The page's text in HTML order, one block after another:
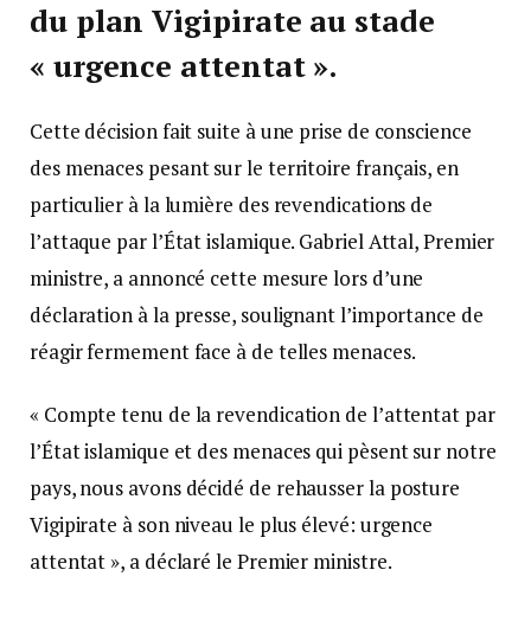
du plan Vigipirate au stade
« urgence attentat ».
Cette décision fait suite à une prise de conscience
des menaces pesant sur le territoire français, en
particulier à la lumière des revendications de
l’attaque par l’État islamique. Gabriel Attal, Premier
ministre, a annoncé cette mesure lors d’une
déclaration à la presse, soulignant l’importance de
réagir fermement face à de telles menaces.
« Compte tenu de la revendication de l’attentat par
l’État islamique et des menaces qui pèsent sur notre
pays, nous avons décidé de rehausser la posture
Vigipirate à son niveau le plus élevé: urgence
attentat », a déclaré le Premier ministre.